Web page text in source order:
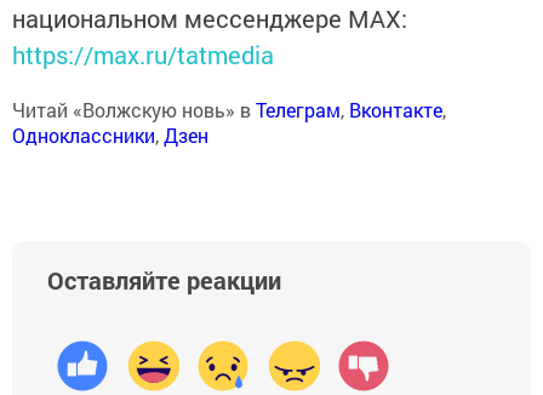
национальном мессенджере MАХ:
https://max.ru/tatmedia
Читай «Волжскую новь» вТелеграм, Вконтакте,
Одноклассники,Дзен
Оставляйте реакции